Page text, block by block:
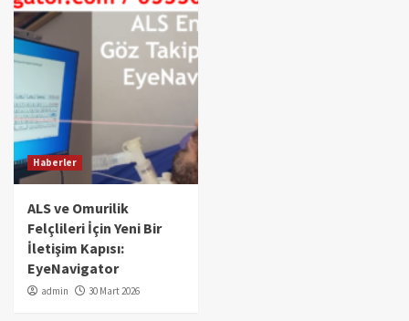
Haberler
ALS ve Omurilik
Felçlileri İçin Yeni Bir
İletişim Kapısı:
EyeNavigator
admin 30 Mart 2026